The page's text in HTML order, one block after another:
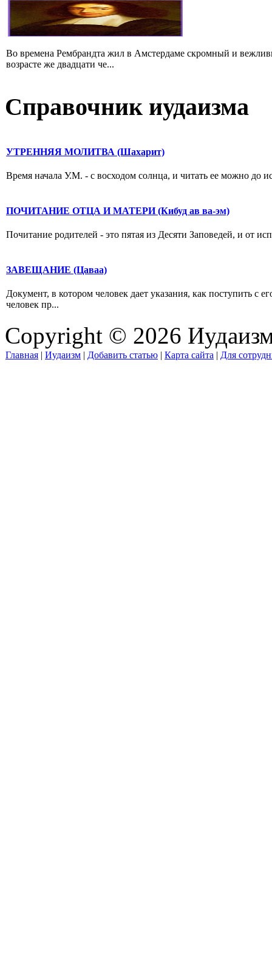
Во времена Рембрандта жил в Амстердаме скромный и
возрасте же двадцати че...
Справочник иудаизма
УТРЕННЯЯ МОЛИТВА (Шахарит)
Время начала У.М. - с восходом солнца, и читать ее можно до
ПОЧИТАНИЕ ОТЦА И МАТЕРИ (Кибуд ав ва-эм)
Почитание родителей - это пятая из Десяти Заповедей, и от
ЗАВЕЩАНИЕ (Цаваа)
Документ, в котором человек дает указания, как поступить с
человек пр...
Copyright © 2026
Главная | Иудаизм | Добавить статью | Карта сайта | Для